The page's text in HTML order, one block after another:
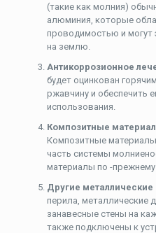
(такие как молния)
алюминия, которые
проводимостью и
на землю.
Антикоррозионное
будет оцинкован
ржавчину и обеспечить
использования.
Композитные
Композитные
часть системы
материалы по -прежнему
Другие
перила, металлические
занавесные стены на
также подключены к